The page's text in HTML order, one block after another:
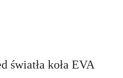
światła koła EVA